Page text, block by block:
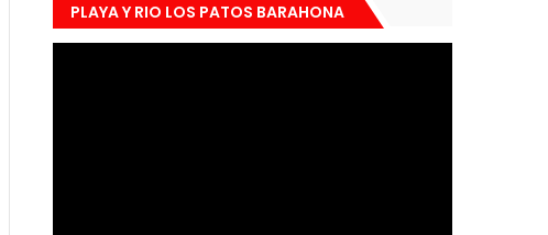
PLAYA Y RIO LOS PATOS BARAHONA